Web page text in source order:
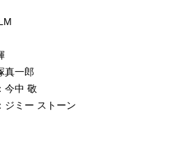
真一郎
今中 敬
ジミー ストーン